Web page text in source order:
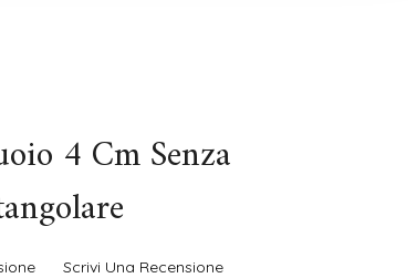
4 Cm Senza
Scrivi Una Recensione